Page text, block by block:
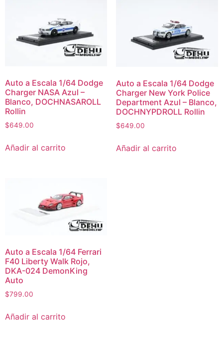
Auto a Escala 1/64 Dodge
Charger NASA Azul –
Blanco, DOCHNASAROLL
Rollin
$649.00
Añadir al carrito
Auto a Escala 1/64 Dodge
Charger New York Police
Department Azul – Blanco,
DOCHNYPDROLL Rollin
$649.00
Añadir al carrito
Auto a Escala 1/64 Ferrari
F40 Liberty Walk Rojo,
DKA-024 DemonKing
Auto
$799.00
Añadir al carrito